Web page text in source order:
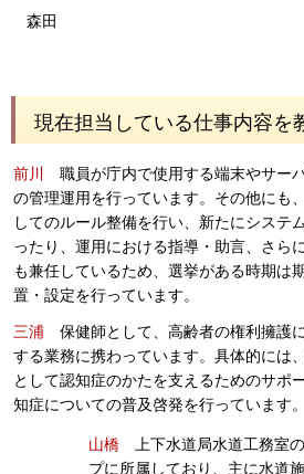
森田
現在担当している仕事内容を
前川
職員が庁内で使用する端末やサー
の管理運用を行っています。その他にも
してのルール整備を行い、新たにシステ
ったり、運用における指導・助言、さら
も兼任しているため、選挙がある時期は
置・設定を行っています。
三浦 保健師として、高齢者の権利擁護
する業務に携わっています。具体的には
として認知症のかたを支えるためのサポ
知症についての普及啓発を行っています。
山橋 上下水道局水道工務室
プに所属しており、主に水道